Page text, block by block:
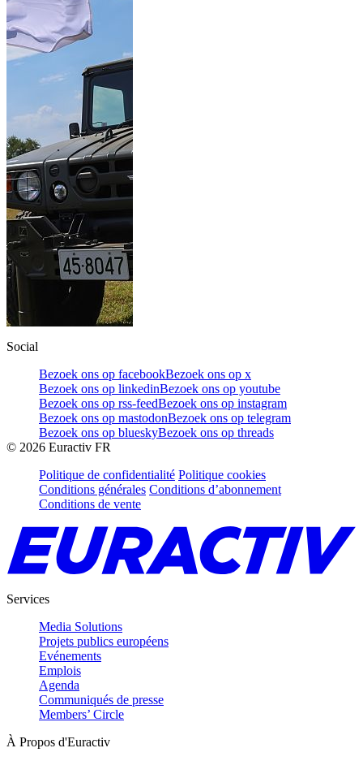
Social
Bezoek ons op facebookBezoek ons op x
Bezoek ons op linkedinBezoek ons op youtube
Bezoek ons op rss-feedBezoek ons op instagram
Bezoek ons op mastodonBezoek ons op telegram
Bezoek ons op blueskyBezoek ons op threads
© 2026 Euractiv FR
Politique de confidentialité Politique cookies
Conditions générales Conditions d’abonnement
Conditions de vente
Services
Media Solutions
Projets publics européens
Evénements
Emplois
Agenda
Communiqués de presse
Members’ Circle
À Propos d'Euractiv